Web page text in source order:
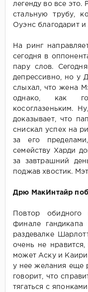
легенду во все это.
стальную трубу,
Оуэнс благодарит
На ринг
сегодня в
пару слов.
депрессивно, но у
слыхал, что жена
однако, как
косоглазеньким.
доказывает, что
снискал успех на
за его
семейству Харди
за завтрашний
поджав хвостик.
Дрю МакИнтайр
Повтор
финале
раздевалке
очень не
может Аску и Каири
у нее желания еще
говорит, что
тягаться с